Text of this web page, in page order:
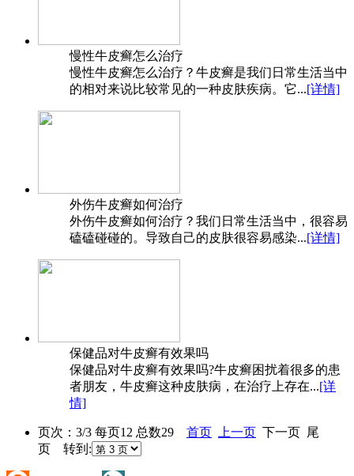
慢性牛皮癣怎么治疗
慢性牛皮癣怎么治疗？牛皮癣是我们日常生活当中
的相对来说比较常见的一种皮肤疾病。它...[详情]
外伤牛皮癣如何治疗
外伤牛皮癣如何治疗？我们日常生活当中，很容易
磕磕碰碰的。导致自己的皮肤很容易感染...[详情]
保健品对牛皮癣有效果吗
保健品对牛皮癣有效果吗?牛皮癣困扰着很多的患
者朋友，牛皮癣这种皮肤病，在治疗上存在...[详
情]
页次：3/3 每页12 总数29 首页 上一页 下一页 尾
页 转到: